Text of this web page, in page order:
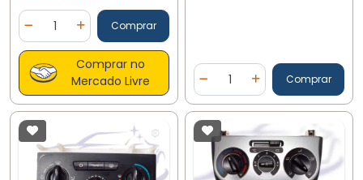
Diminuir Quantidade
Quantidade
Adicionar Quantidade
Comprar
Comprar no
Mercado Livre
Diminuir Quantidade
Quantidade
AdicionarComprar